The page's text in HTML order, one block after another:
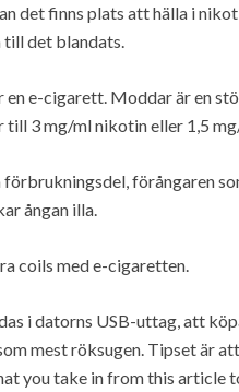
det finns plats att hälla i
till det blandats.
en e-cigarett. Moddar är en
till 3 mg/ml nikotin eller 1,5
förångaren
ångan illa.
coils med e-cigaretten.
i datorns USB-uttag, att
mest röksugen. Tipset är
you take in from this article